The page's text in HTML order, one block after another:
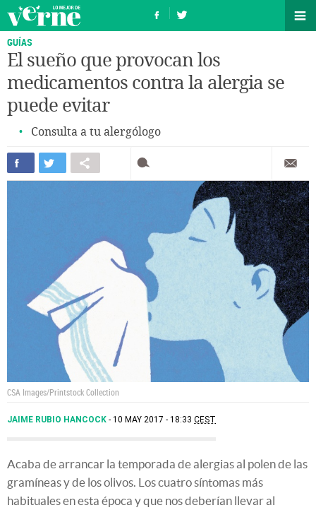
GUÍAS
El sueño que provocan los
medicamentos contra la alergia se
puede evitar
Consulta a tu alergólogo
CSA Images/Printstock Collection
JAIME RUBIO HANCOCK 10 MAY 2017 - 18:33 CEST
Acaba de arrancar la temporada de alergias al polen de las
gramíneas y de los olivos. Los cuatro síntomas más
habituales en esta época y que nos deberían llevar al